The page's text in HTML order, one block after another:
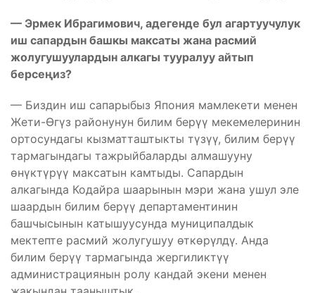
— Эрмек Ибрагимович, адегенде бул агартуучулук
иш сапардын башкы максаты жана расмий
жолугушуулардын алкагы тууралуу айтып
берсеңиз?
— Биздин иш сапарыбыз Япония мамлекети менен
Жети-Өгүз районунун билим берүү мекемелеринин
ортосундагы кызматташтыкты түзүү, билим берүү
тармагындагы тажрыйбаларды алмашууну
өнүктүрүү максатын камтыды. Сапардын
алкагында Кодайра шаарынын мэри жана ушул эле
шаардын билим берүү департаментинин
башчысынын катышуусунда муниципалдык
мектепте расмий жолугушуу өткөрүлдү. Анда
билим берүү тармагында жергиликтүү
администрациянын ролу кандай экени менен